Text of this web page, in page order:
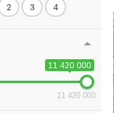
2 3 4
11 420 000
11 420 000